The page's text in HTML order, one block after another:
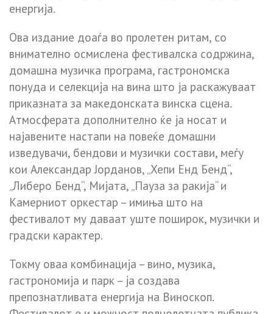
енергија.
Ова издание доаѓа во пролетен ритам, со
внимателно осмислена фестивалска содржина,
домашна музичка програма, гастрономска
понуда и селекција на вина што ја раскажуваат
приказната за македонската винска сцена.
Атмосферата дополнително ќе ја носат и
најавените настапи на повеќе домашни
изведувачи, бендови и музички состави, меѓу
кои Александар Јорданов, „Хепи Енд Бенд“,
„Либеро Бенд“, Мијата, „Пауза за ракија“ и
Камерниот оркестар – имиња што на
фестивалот му даваат уште поширок, музички и
градски карактер.
Токму оваа комбинација – вино, музика,
гастрономија и парк – ја создава
препознатливата енергија на Виноскоп.